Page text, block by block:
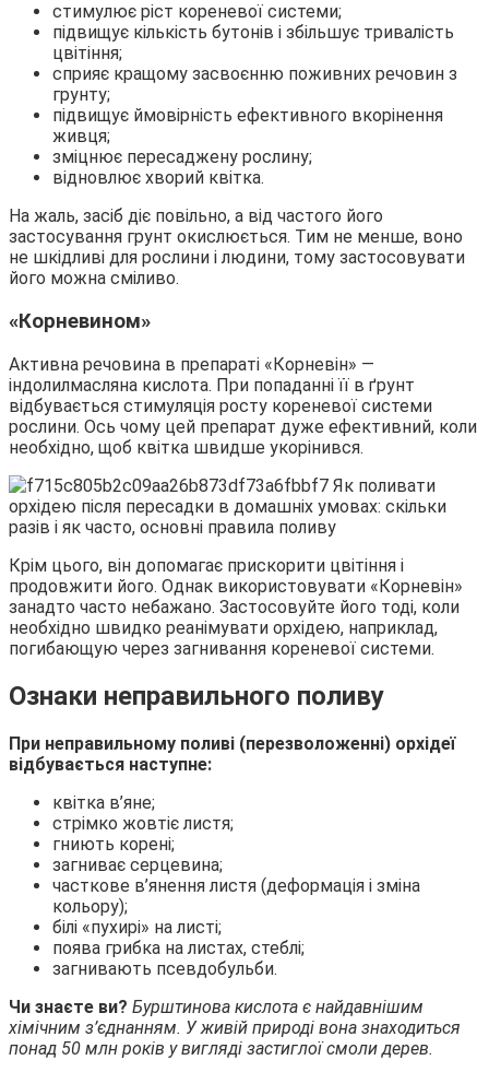
стимулює ріст кореневої системи;
підвищує кількість бутонів і збільшує тривалість
цвітіння;
сприяє кращому засвоєнню поживних речовин з
грунту;
підвищує ймовірність ефективного вкорінення
живця;
зміцнює пересаджену рослину;
відновлює хворий квітка.
На жаль, засіб діє повільно, а від частого його
застосування грунт окислюється. Тим не менше, воно
не шкідливі для рослини і людини, тому застосовувати
його можна сміливо.
«Корневином»
Активна речовина в препараті «Корневін» —
індолилмасляна кислота. При попаданні її в ґрунт
відбувається стимуляція росту кореневої системи
рослини. Ось чому цей препарат дуже ефективний, коли
необхідно, щоб квітка швидше укорінився.
Крім цього, він допомагає прискорити цвітіння і
продовжити його. Однак використовувати «Корневін»
занадто часто небажано. Застосовуйте його тоді, коли
необхідно швидко реанімувати орхідею, наприклад,
погибающую через загнивання кореневої системи.
Ознаки неправильного поливу
При неправильному поливі (перезволоженні) орхідеї
відбувається наступне:
квітка в’яне;
стрімко жовтіє листя;
гниють корені;
загниває серцевина;
часткове в’янення листя (деформація і зміна
кольору);
білі «пухирі» на листі;
поява грибка на листах, стеблі;
загнивають псевдобульби.
Чи знаєте ви? Бурштинова кислота є найдавнішим
хімічним з’єднанням. У живій природі вона знаходиться
понад 50 млн років у вигляді застиглої смоли дерев.